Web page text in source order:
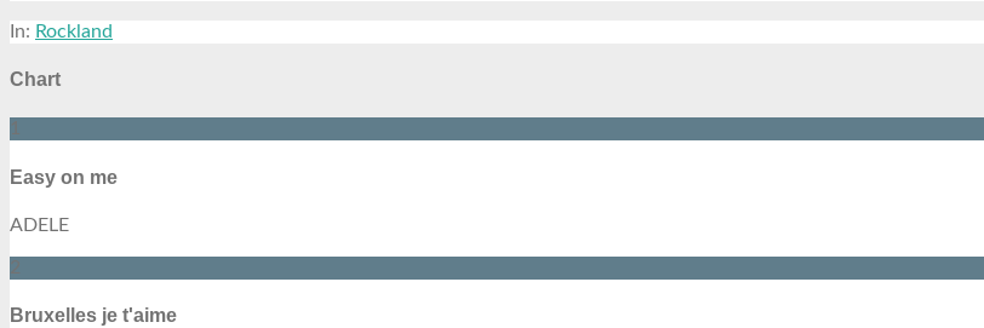
In: Rockland
Chart
1
Easy on me
ADELE
2
Bruxelles je t'aime